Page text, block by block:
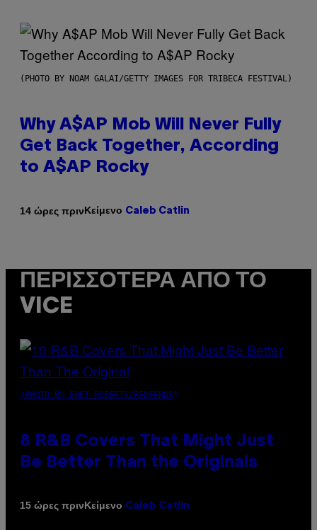
(PHOTO BY NOAM GALAI/GETTY IMAGES FOR TRIBECA FESTIVAL)
Why A$AP Mob Will Never Fully
Get Back Together, According
to A$AP Rocky
14 ώρες πρινΚείμενο Caleb Catlin
ΠΕΡΙΣΣΌΤΕΡΑ ΑΠΌ ΤΟ
VICE
(PHOTO BY EBET ROBERTS/REDFERNS)
8 R&B Covers That Might Just
Be Better Than the Originals
15 ώρες πρινΚείμενο Caleb Catlin